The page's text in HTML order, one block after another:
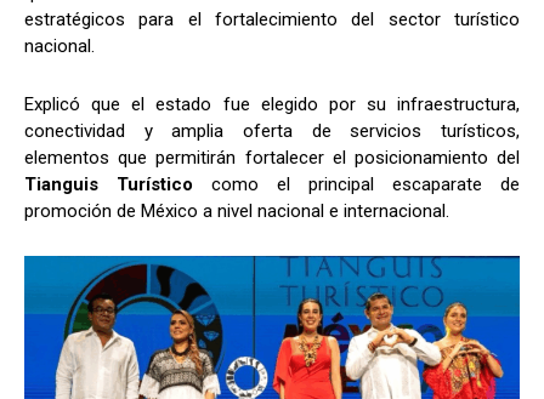
estratégicos para el fortalecimiento del sector turístico
nacional.
Explicó que el estado fue elegido por su infraestructura,
conectividad y amplia oferta de servicios turísticos,
elementos que permitirán fortalecer el posicionamiento del
Tianguis Turístico como el principal escaparate de
promoción de México a nivel nacional e internacional.